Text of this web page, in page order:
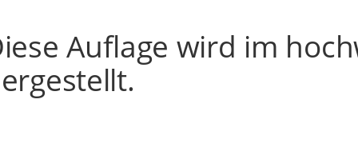
Auflage wird im